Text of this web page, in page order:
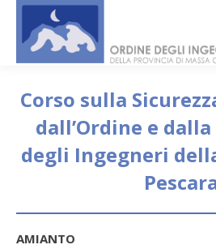
Corso sulla
dall’Ordine e
degli Ingegneri
AMIANTO